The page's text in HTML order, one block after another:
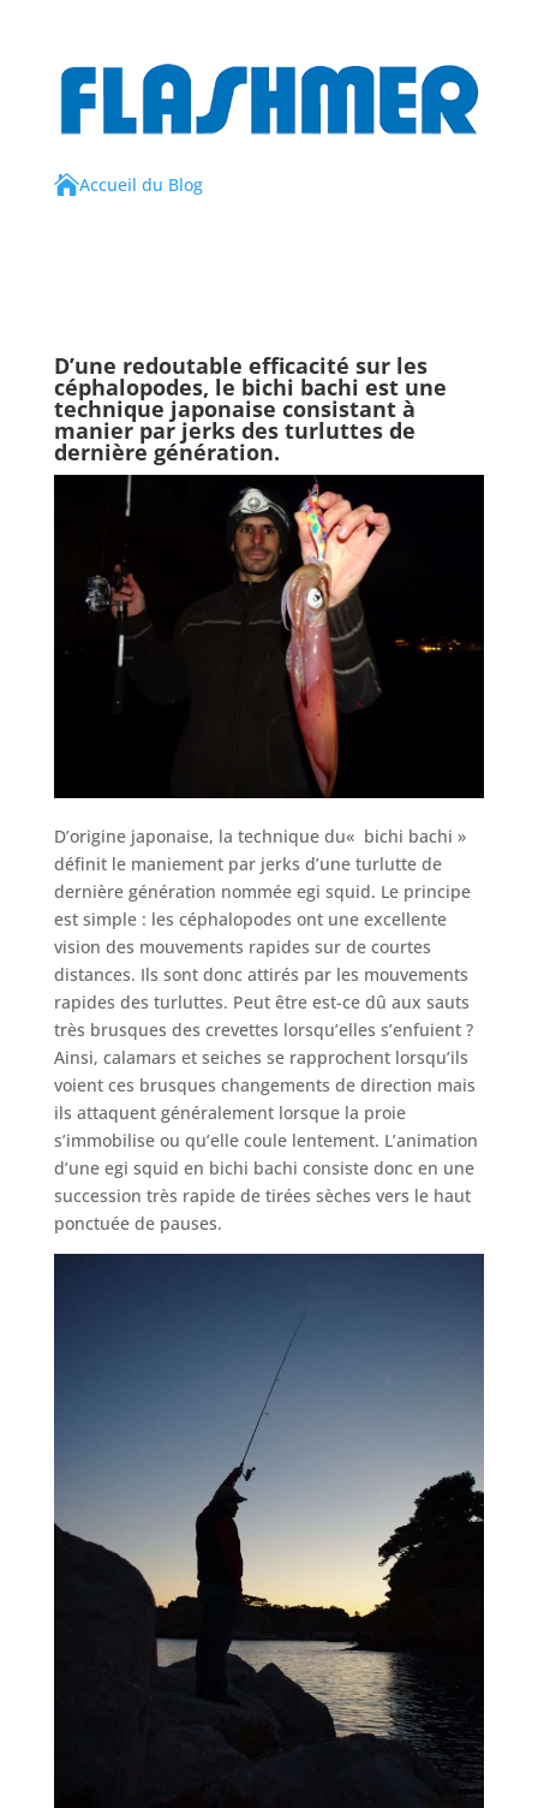
Accueil du Blog
D’une redoutable efficacité sur les
céphalopodes, le bichi bachi est une
technique japonaise consistant à
manier par jerks des turluttes de
dernière génération.
D’origine japonaise, la technique du« bichi bachi »
définit le maniement par jerks d’une turlutte de
dernière génération nommée egi squid. Le principe
est simple : les céphalopodes ont une excellente
vision des mouvements rapides sur de courtes
distances. Ils sont donc attirés par les mouvements
rapides des turluttes. Peut être est-ce dû aux sauts
très brusques des crevettes lorsqu’elles s’enfuient ?
Ainsi, calamars et seiches se rapprochent lorsqu’ils
voient ces brusques changements de direction mais
ils attaquent généralement lorsque la proie
s’immobilise ou qu’elle coule lentement. L’animation
d’une egi squid en bichi bachi consiste donc en une
succession très rapide de tirées sèches vers le haut
ponctuée de pauses.